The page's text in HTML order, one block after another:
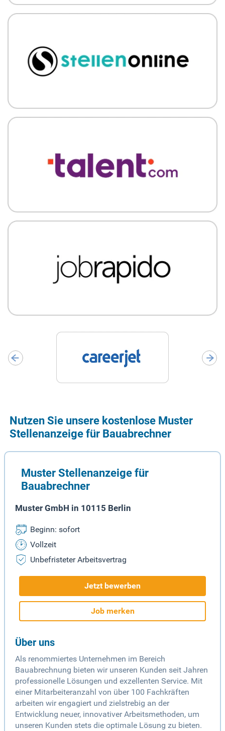
Nutzen Sie unsere kostenlose Muster
Stellenanzeige für Bauabrechner
Muster Stellenanzeige für
Bauabrechner
Muster GmbH in 10115 Berlin
Beginn: sofort
Vollzeit
Unbefristeter Arbeitsvertrag
Jetzt bewerben
Job merken
Über uns
Als renommiertes Unternehmen im Bereich
Bauabrechnung bieten wir unseren Kunden seit Jahren
professionelle Lösungen und exzellenten Service. Mit
einer Mitarbeiteranzahl von über 100 Fachkräften
arbeiten wir engagiert und zielstrebig an der
Entwicklung neuer, innovativer Arbeitsmethoden, um
unseren Kunden stets die optimale Lösung zu bieten.